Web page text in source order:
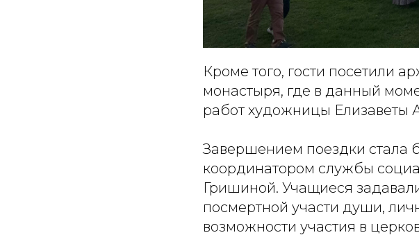
Кроме того, гости посетили
монастыря, где в данный
работ художницы Елизаветы
Завершением поездки стала
координатором службы
Гришиной. Учащиеся
посмертной участи души,
возможности участия в